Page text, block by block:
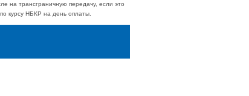
на трансграничную передачу, если это
курсу НБКР на день оплаты.